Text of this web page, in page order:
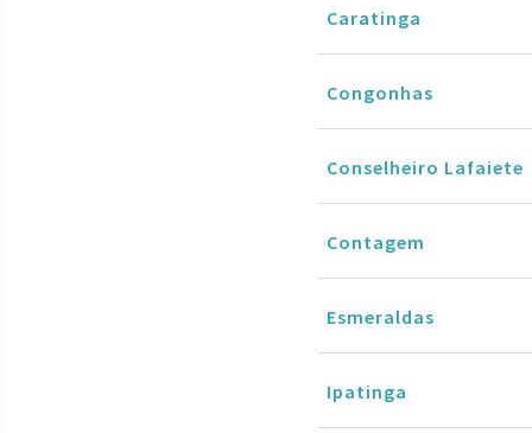
Caratinga
Congonhas
Conselheiro Lafaiete
Contagem
Esmeraldas
Ipatinga